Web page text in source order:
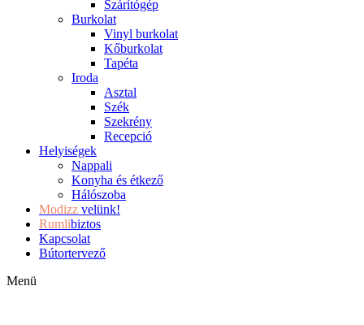
Szárítógép
Burkolat
Vinyl burkolat
Kőburkolat
Tapéta
Iroda
Asztal
Szék
Szekrény
Recepció
Helyiségek
Nappali
Konyha és étkező
Hálószoba
Modizz velünk!
Rumlibiztos
Kapcsolat
Bútortervező
Menü